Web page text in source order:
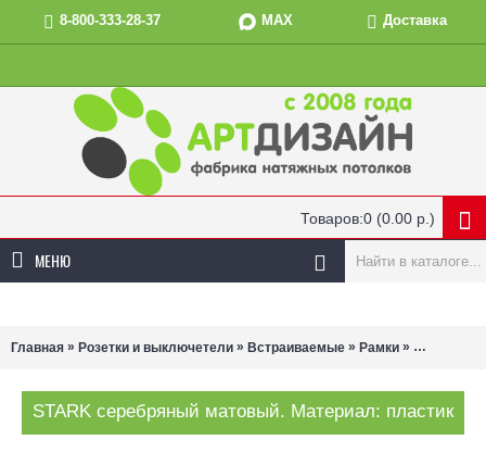
8-800-333-28-37 MAX Доставка
Товаров:0 (0.00 р.)
МЕНЮ
Главная » Розетки и выключетели » Встраиваемые » Рамки » STARK
STARK серебряный матовый. Материал: пластик